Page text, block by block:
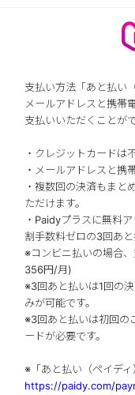
支払い方法「あと払い
メールアドレスと携帯
支払いいただくことが
・クレジットカードは
・メールアドレスと携
・複数回の決済もまと
ただけます。
・Paidyプラスに無料
割手数料ゼロの3回あ
※コンビニ払いの場合
356円/月)
※3回あと払いは1回の
みが可能です。
※3回あと払いは初回の
ードが必要です。
※「あと払い（ペイデ
https://paidy.com/